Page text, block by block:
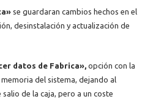
se guardaran cambios hechos en el
desinstalación y actualización de
datos de Fabrica», opción con la
del sistema, dejando al
de la caja, pero a un coste